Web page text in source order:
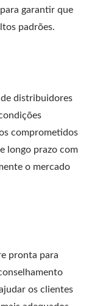
garantir que
padrões.
de distribuidores
comprometidos
longo prazo com
o mercado
pronta para
os clientes